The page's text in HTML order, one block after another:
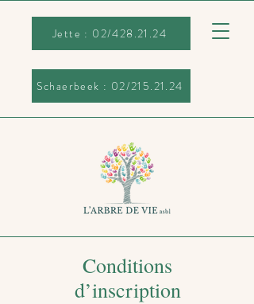
Jette : 02/428.21.24
Schaerbeek : 02/215.21.24
Conditions
d’inscription